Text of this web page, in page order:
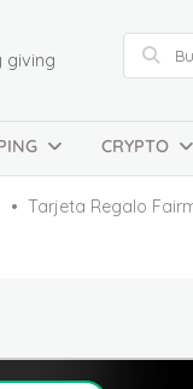
giving
CRYPTO
Tarjeta Regalo